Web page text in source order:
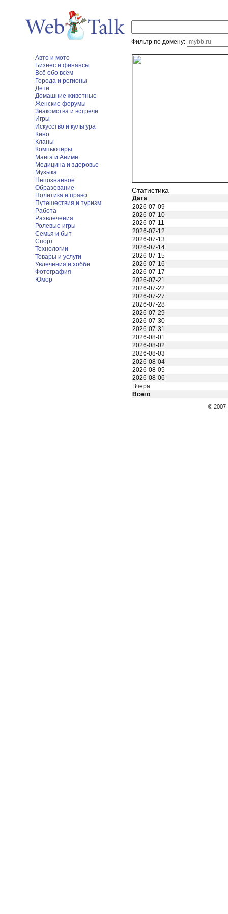
Фильтр по домену:
Авто и мото
Бизнес и финансы
Всё обо всём
Города и регионы
Дети
Домашние животные
Женские форумы
Знакомства и встречи
Игры
Искусство и культура
Кино
Кланы
Компьютеры
Манга и Аниме
Медицина и здоровье
Музыка
Непознанное
Образование
Политика и право
Путешествия и туризм
Работа
Развлечения
Ролевые игры
Семья и быт
Спорт
Технологии
Товары и услуги
Увлечения и хобби
Фотография
Юмор
Статистика
Дата
2026-07-09
2026-07-10
2026-07-11
2026-07-12
2026-07-13
2026-07-14
2026-07-15
2026-07-16
2026-07-17
2026-07-21
2026-07-22
2026-07-27
2026-07-28
2026-07-29
2026-07-30
2026-07-31
2026-08-01
2026-08-02
2026-08-03
2026-08-04
2026-08-05
2026-08-06
Вчера
Всего
©